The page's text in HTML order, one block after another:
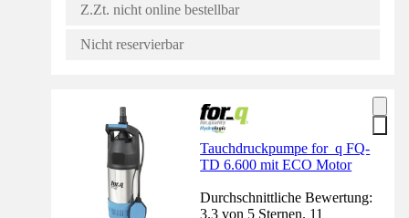
Z.Zt. nicht online bestellbar
Nicht reservierbar
Tauchdruckpumpe for_q FQ-
TD 6.600 mit ECO Motor
Durchschnittliche Bewertung:
3.3 von 5 Sternen. 11